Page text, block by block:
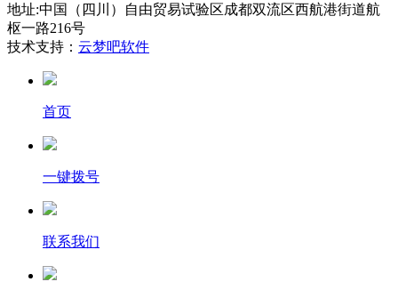
地址:中国（四川）自由贸易试验区成都双流区西航港街道航
枢一路216号
技术支持： 云梦吧软件
首页
一键拨号
联系我们